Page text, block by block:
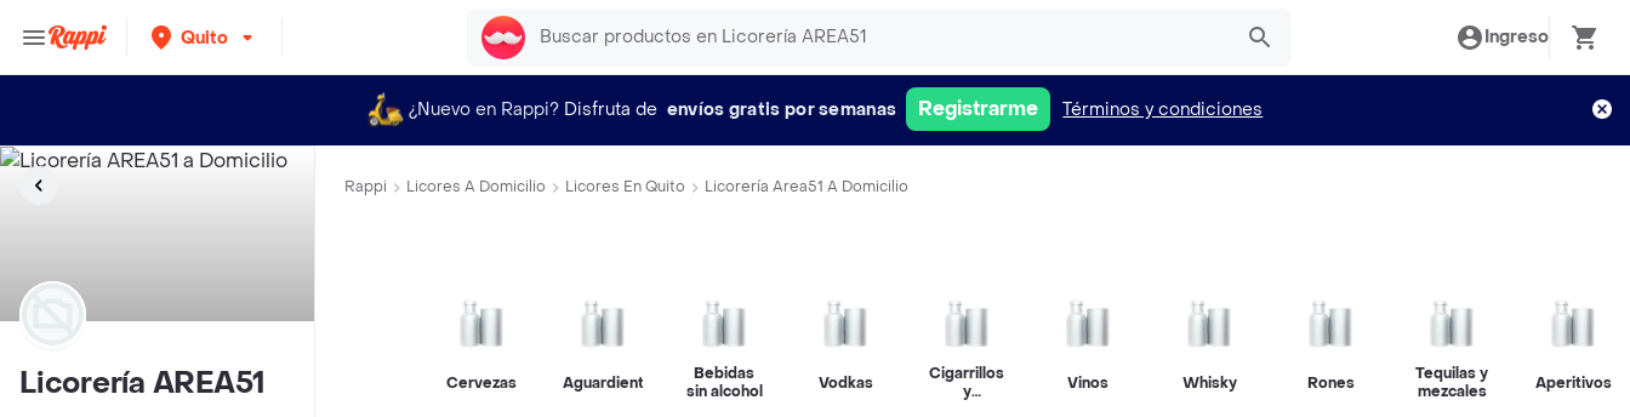
Quito Ingreso
¿Nuevo en Rappi? Disfruta de envíos gratis por semanas Registrarme Términos y condiciones
Licorería AREA51
Rappi Licores A Domicilio Licores En Quito Licorería Area51 A Domicilio
Cervezas Aguardientes
Bebidas
sin alcohol
Vodkas
Cigarrillos
y
Vinos Whisky Rones
Tequilas y
mezcales
Aperitivos